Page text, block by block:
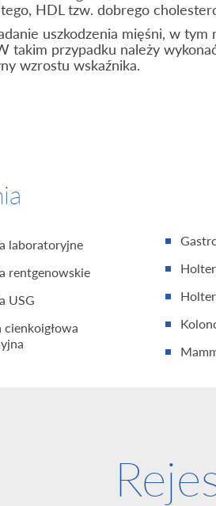
HDL tzw. dobrego
uszkodzenia mięśni, w
takim przypadku należy
wzrostu wskaźnika.
laboratoryjne
rentgenowskie
USG
cienkoigłowa